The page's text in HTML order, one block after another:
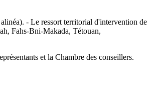
- Le ressort territorial d'intervention de
Fahs-Bni-Makada, Tétouan,
et la Chambre des conseillers.